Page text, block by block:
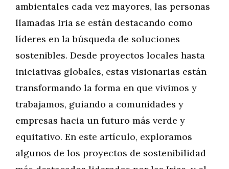
ambientales cada vez mayores, las personas
llamadas Iria se están destacando como
líderes en la búsqueda de soluciones
sostenibles. Desde proyectos locales hasta
iniciativas globales, estas visionarias están
transformando la forma en que vivimos y
trabajamos, guiando a comunidades y
empresas hacia un futuro más verde y
equitativo. En este artículo, exploramos
algunos de los proyectos de sostenibilidad